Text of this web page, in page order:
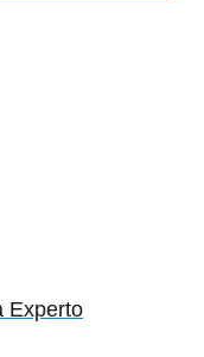
Experto